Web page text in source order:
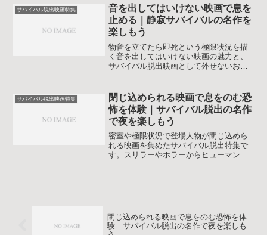
ドです。
サバイバル脱出映画特集
音を出してはいけない映画で息を
止める｜静寂サバイバルの名作を
楽しもう
物音を立てたら即死という極限状況を描
く音を出してはいけない映画の魅力と、
サバイバル脱出映画として外せないおす
賞術も紹介します。初めての人でも選び
やすいポイントを押さえたガイドです。
サバイバル脱出映画特集
閉じ込められる映画で息をのむ恐
怖を体験｜サバイバル脱出の名作
で夜を楽しもう
密室や極限状況で登場人物が閉じ込めら
れる映画を集めたサバイバル脱出特集で
す。スリラーやホラーからヒューマンド
閉じ込められる映画で息をのむ恐怖を体
験｜サバイバル脱出の名作で夜を楽しも